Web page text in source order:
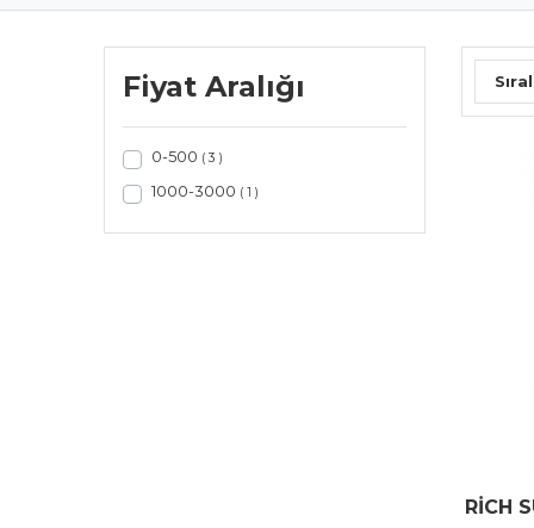
Fiyat Aralığı
0-500 ( 3 )
1000-3000 ( 1 )
RİCH